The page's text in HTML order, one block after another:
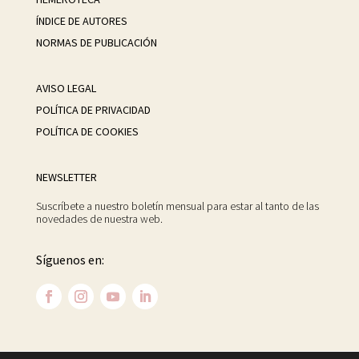
ÍNDICE DE AUTORES
NORMAS DE PUBLICACIÓN
AVISO LEGAL
POLÍTICA DE PRIVACIDAD
POLÍTICA DE COOKIES
NEWSLETTER
Suscríbete a nuestro boletín mensual para estar al tanto de las
novedades de nuestra web.
Síguenos en: